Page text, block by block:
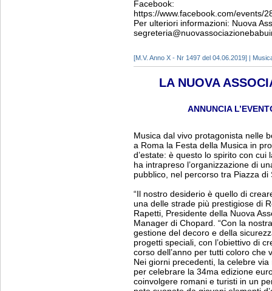
Facebook:
https://www.facebook.com/events/
Per ulteriori informazioni: Nuova
[M.V. Anno X - Nr 1497 del 04.06.2019] |
LA NUOVA
ANNUNCIA
Musica dal vivo protagonista nelle
a Roma la Festa della Musica in
d’estate: è questo lo spirito con cui
ha intrapreso l’organizzazione di
pubblico, nel percorso tra Piazza
“Il nostro desiderio è quello di
una delle strade più prestigiose di
Rapetti, Presidente della Nuova
Manager di Chopard. “Con la
gestione del decoro e della
progetti speciali, con l’obiettivo di
corso dell’anno per tutti coloro che
Nei giorni precedenti, la celebre
per celebrare la 34ma edizione
coinvolgere romani e turisti in un